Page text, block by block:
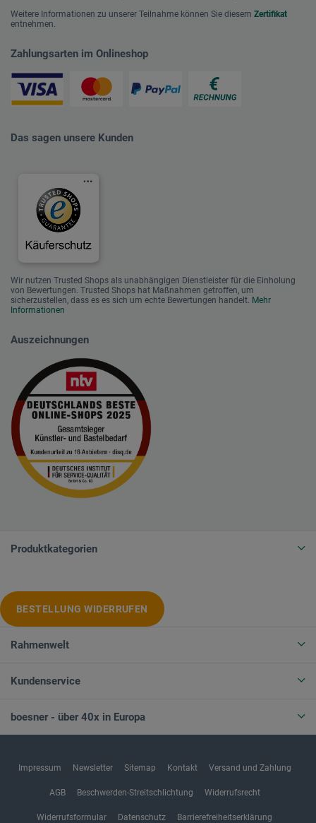
Weitere Informationen zu unserer Teilnahme können Sie diesem Zertifikat
entnehmen.
Zahlungsarten im Onlineshop
Das sagen unsere Kunden
Wir nutzen Trusted Shops als unabhängigen Dienstleister für die Einholung
von Bewertungen. Trusted Shops hat Maßnahmen getroffen, um
sicherzustellen, dass es es sich um echte Bewertungen handelt. Mehr
Informationen
Auszeichnungen
Produktkategorien
BESTELLUNG WIDERRUFEN
Rahmenwelt
Kundenservice
boesner - über 40x in Europa
Impressum Newsletter Sitemap Kontakt Versand und Zahlung
AGB Beschwerden-Streitschlichtung Widerrufsrecht
Widerrufsformular Datenschutz Barrierefreiheitserklärung